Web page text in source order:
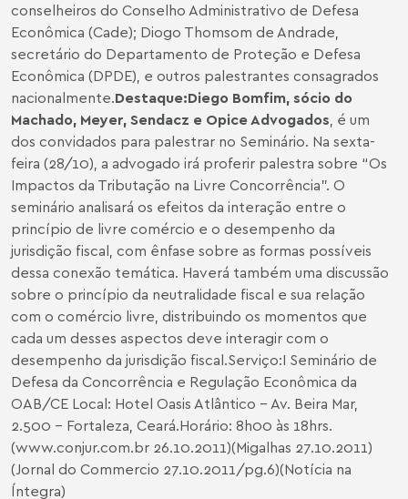
conselheiros do Conselho Administrativo de Defesa
Econômica (Cade); Diogo Thomsom de Andrade,
secretário do Departamento de Proteção e Defesa
Econômica (DPDE), e outros palestrantes consagrados
nacionalmente.Destaque:Diego Bomfim, sócio do
Machado, Meyer, Sendacz e Opice Advogados, é um
dos convidados para palestrar no Seminário. Na sexta-
feira (28/10), a advogado irá proferir palestra sobre “Os
Impactos da Tributação na Livre Concorrência”. O
seminário analisará os efeitos da interação entre o
princípio de livre comércio e o desempenho da
jurisdição fiscal, com ênfase sobre as formas possíveis
dessa conexão temática. Haverá também uma discussão
sobre o princípio da neutralidade fiscal e sua relação
com o comércio livre, distribuindo os momentos que
cada um desses aspectos deve interagir com o
desempenho da jurisdição fiscal.Serviço:I Seminário de
Defesa da Concorrência e Regulação Econômica da
OAB/CE Local: Hotel Oasis Atlântico – Av. Beira Mar,
2.500 – Fortaleza, Ceará.Horário: 8h00 às 18hrs.
(www.conjur.com.br 26.10.2011)(Migalhas 27.10.2011)
(Jornal do Commercio 27.10.2011/pg.6)(Notícia na
Íntegra)